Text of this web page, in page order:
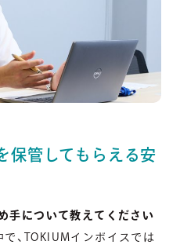
保管してもらえる安
手について教えてください
、TOKIUMインボイスでは